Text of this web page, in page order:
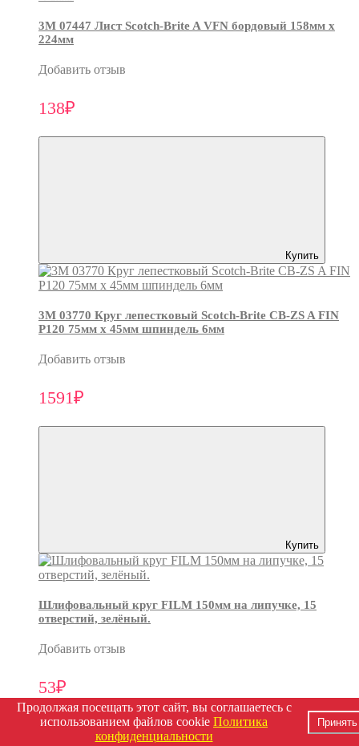
3М 07447 Лист Scotch-Brite A VFN бордовый 158мм х
224мм
Добавить отзыв
138₽
Купить
3М 03770 Круг лепестковый Scotch-Brite CB-ZS A FIN
P120 75мм х 45мм шпиндель 6мм
Добавить отзыв
1591₽
Купить
Шлифовальный круг FILM 150мм на липучке, 15
отверстий, зелёный.
Добавить отзыв
53₽
Продолжая посещать этот сайт, вы соглашаетесь с
использованием файлов cookie Политика
конфиденциальности
Принять